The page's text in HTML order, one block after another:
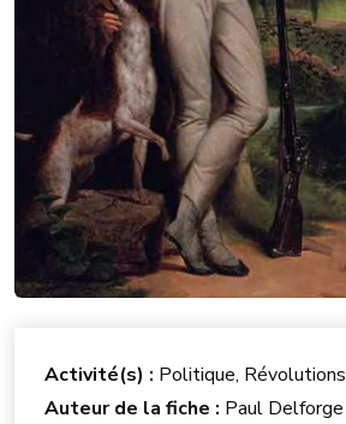
Activité(s) : Politique, Révolutions
Auteur de la fiche : Paul Delforge